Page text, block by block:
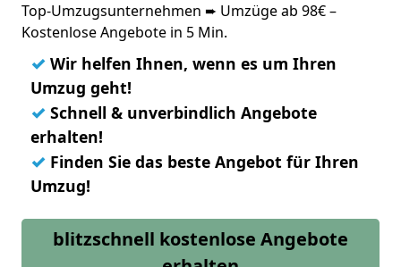
Top-Umzugsunternehmen ➨ Umzüge ab 98€ –
Kostenlose Angebote in 5 Min.
✓ Wir helfen Ihnen, wenn es um Ihren
Umzug geht!
✓ Schnell & unverbindlich Angebote
erhalten!
✓ Finden Sie das beste Angebot für Ihren
Umzug!
blitzschnell kostenlose Angebote